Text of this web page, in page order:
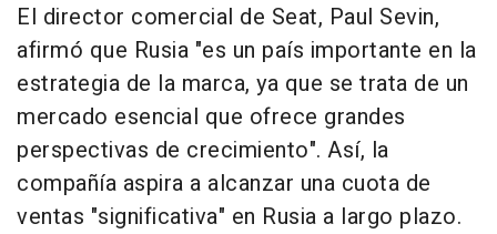
El director comercial de Seat, Paul Sevin,
afirmó que Rusia "es un país importante en la
estrategia de la marca, ya que se trata de un
mercado esencial que ofrece grandes
perspectivas de crecimiento". Así, la
compañía aspira a alcanzar una cuota de
ventas "significativa" en Rusia a largo plazo.